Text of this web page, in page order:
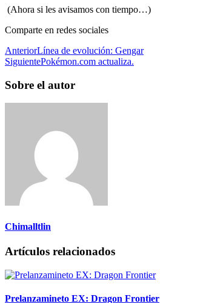
(Ahora si les avisamos con tiempo…)
Comparte en redes sociales
AnteriorLínea de evolución: Gengar
SiguientePokémon.com actualiza.
Sobre el autor
Chimalltlin
Artículos relacionados
Prelanzamineto EX: Dragon Frontier